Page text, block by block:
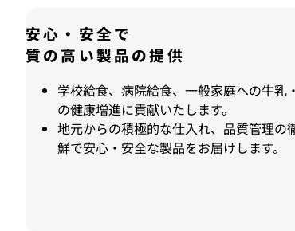
安心・安全で
質の高い製品の提供
学校給食、病院給食、一般家庭への牛
の健康増進に貢献いたします。
地元からの積極的な仕入れ、品質管理
鮮で安心・安全な製品をお届けします。